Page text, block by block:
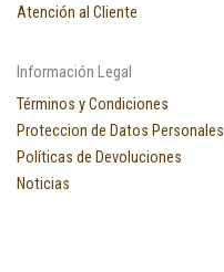
Atención al Cliente
Información Legal
Términos y Condiciones
Proteccion de Datos Personales
Políticas de Devoluciones
Noticias